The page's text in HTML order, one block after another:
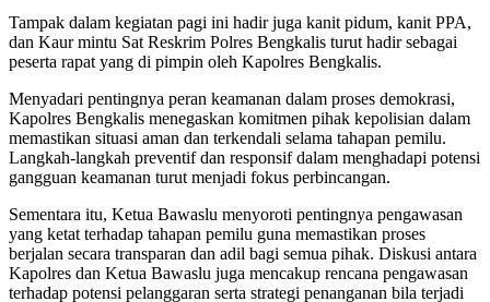
Tampak dalam kegiatan pagi ini hadir juga kanit pidum, kanit PPA,
dan Kaur mintu Sat Reskrim Polres Bengkalis turut hadir sebagai
peserta rapat yang di pimpin oleh Kapolres Bengkalis.
Menyadari pentingnya peran keamanan dalam proses demokrasi,
Kapolres Bengkalis menegaskan komitmen pihak kepolisian dalam
memastikan situasi aman dan terkendali selama tahapan pemilu.
Langkah-langkah preventif dan responsif dalam menghadapi potensi
gangguan keamanan turut menjadi fokus perbincangan.
Sementara itu, Ketua Bawaslu menyoroti pentingnya pengawasan
yang ketat terhadap tahapan pemilu guna memastikan proses
berjalan secara transparan dan adil bagi semua pihak. Diskusi antara
Kapolres dan Ketua Bawaslu juga mencakup rencana pengawasan
terhadap potensi pelanggaran serta strategi penanganan bila terjadi